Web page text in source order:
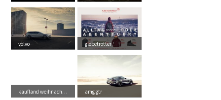
volvo globetrotter
kaufland weihnachten amg gtr